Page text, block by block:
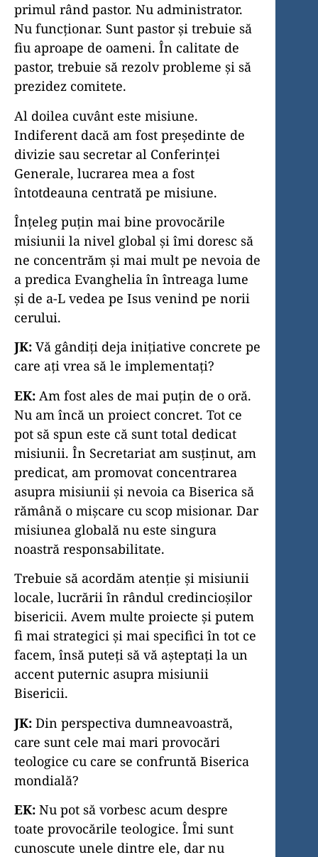
primul rând pastor. Nu administrator.
Nu funcționar. Sunt pastor și trebuie să
fiu aproape de oameni. În calitate de
pastor, trebuie să rezolv probleme și să
prezidez comitete.
Al doilea cuvânt este misiune.
Indiferent dacă am fost președinte de
divizie sau secretar al Conferinței
Generale, lucrarea mea a fost
întotdeauna centrată pe misiune.
Înțeleg puțin mai bine provocările
misiunii la nivel global și îmi doresc să
ne concentrăm și mai mult pe nevoia de
a predica Evanghelia în întreaga lume
și de a-L vedea pe Isus venind pe norii
cerului.
JK: Vă gândiți deja inițiative concrete pe
care ați vrea să le implementați?
EK: Am fost ales de mai puțin de o oră.
Nu am încă un proiect concret. Tot ce
pot să spun este că sunt total dedicat
misiunii. În Secretariat am susținut, am
predicat, am promovat concentrarea
asupra misiunii și nevoia ca Biserica să
rămână o mișcare cu scop misionar. Dar
misiunea globală nu este singura
noastră responsabilitate.
Trebuie să acordăm atenție și misiunii
locale, lucrării în rândul credincioșilor
bisericii. Avem multe proiecte și putem
fi mai strategici și mai specifici în tot ce
facem, însă puteți să vă așteptați la un
accent puternic asupra misiunii
Bisericii.
JK: Din perspectiva dumneavoastră,
care sunt cele mai mari provocări
teologice cu care se confruntă Biserica
mondială?
EK: Nu pot să vorbesc acum despre
toate provocările teologice. Îmi sunt
cunoscute unele dintre ele, dar nu